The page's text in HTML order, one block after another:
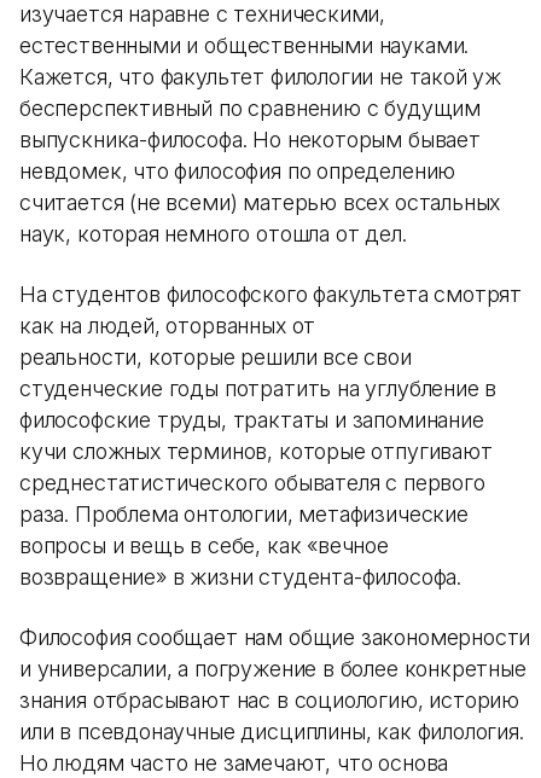
изучается наравне с техническими,
естественными и общественными науками.
Кажется, что факультет филологии не такой уж
бесперспективный по сравнению с будущим
выпускника-философа. Но некоторым бывает
невдомек, что философия по определению
считается (не всеми) матерью всех остальных
наук, которая немного отошла от дел.
На студентов философского факультета смотрят
как на людей, оторванных от
реальности, которые решили все свои
студенческие годы потратить на углубление в
философские труды, трактаты и запоминание
кучи сложных терминов, которые отпугивают
среднестатистического обывателя с первого
раза. Проблема онтологии, метафизические
вопросы и вещь в себе, как «вечное
возвращение» в жизни студента-философа.
Философия сообщает нам общие закономерности
и универсалии, а погружение в более конкретные
знания отбрасывают нас в социологию, историю
или в псевдонаучные дисциплины, как филология.
Но людям часто не замечают, что основа